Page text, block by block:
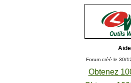
Forum créé le 30/
Obtenez